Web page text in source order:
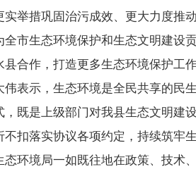
实举措巩固治污成效、更大力度推
全市生态环境保护和生态文明建设
县合作，打造更多生态环境保护工
伟表示，生态环境是全民共享的民
，既是上级部门对我县生态文明建
不扣落实协议各项约定，持续筑牢
态环境局一如既往地在政策、技术